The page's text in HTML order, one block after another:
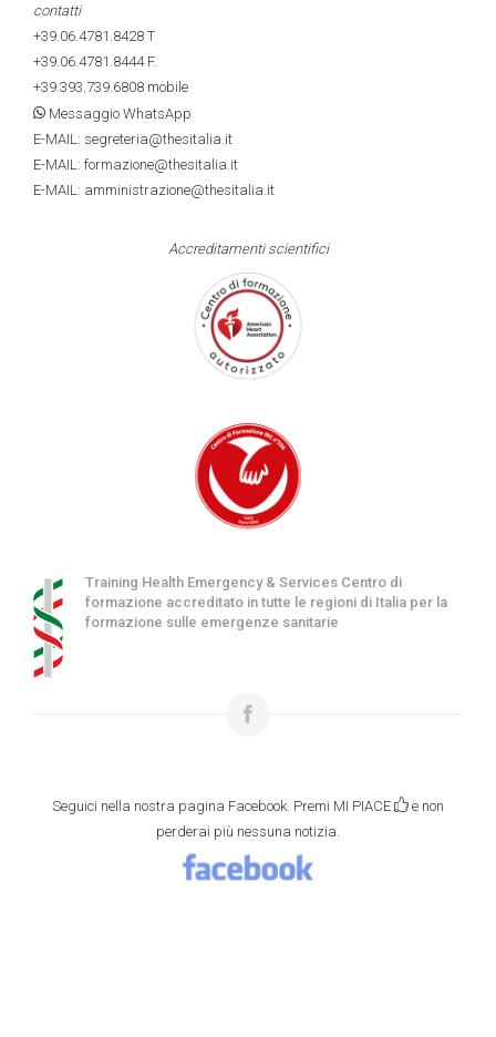
contatti
+39.06.4781.8428 T
+39.06.4781.8444F.
+39.393.739.6808 mobile
Messaggio WhatsApp
E-MAIL: segreteria@thesitalia.it
E-MAIL: formazione@thesitalia.it
E-MAIL: amministrazione@thesitalia.it
Accreditamenti scientifici
Training Health Emergency & Services Centro di
formazione accreditato in tutte le regioni di Italia per la
formazione sulle emergenze sanitarie
Seguici nella nostra pagina Facebook. Premi MI PIACE
e non
perderai più nessuna notizia.